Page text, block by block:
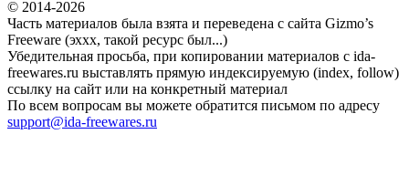
© 2014-2026
Часть материалов была взята и переведена с сайта Gizmo’s
Freeware (эххх, такой ресурс был...)
Убедительная просьба, при копировании материалов с ida-
freewares.ru выставлять прямую индексируемую (index, follow)
ссылку на сайт или на конкретный материал
По всем вопросам вы можете обратится письмом по адресу
support@ida-freewares.ru